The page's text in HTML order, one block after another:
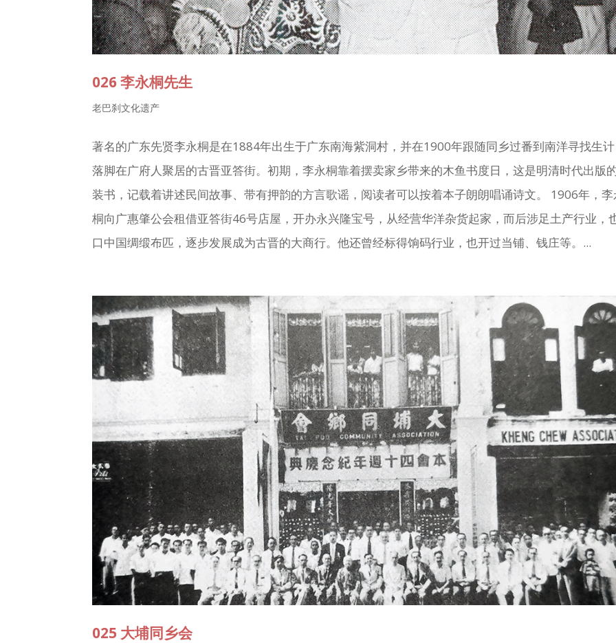
026 李永桐先生
老巴刹文化遗产
著名的广东先贤李永桐是在1884年出生于广东南海紫洞村，并在1900年跟随同乡过番到南洋寻找生
落脚在广府人聚居的古晋亚答街。初期，李永桐靠着摆卖家乡带来的木鱼书度日，这是明清时代出版
装书，记载着讲述民间故事、带有押韵的方言歌谣，阅读者可以按着本子朗朗唱诵诗文。 1906年，
桐向广惠肇公会租借亚答街46号店屋，开办永兴隆宝号，从经营华洋杂货起家，而后涉足土产行业，
口中国绸缎布匹，逐步发展成为古晋的大商行。他还曾经标得饷码行业，也开过当铺、钱庄等。...
025 大埔同乡会